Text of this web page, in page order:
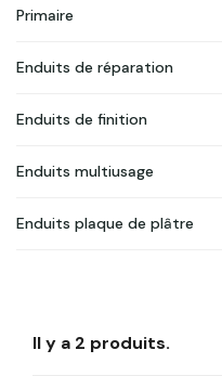
Primaire
Enduits de réparation
Enduits de finition
Enduits multiusage
Enduits plaque de plâtre
Il y a 2 produits.